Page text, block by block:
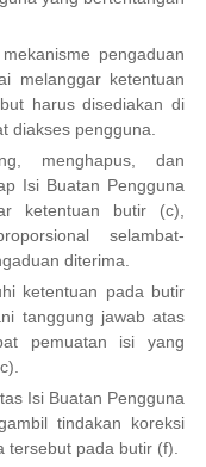
pengaduan
melanggar ketentuan
harus disediakan di
diakses pengguna.
menghapus, dan
Isi Buatan Pengguna
ketentuan butir (c),
selambat-
diterima.
ketentuan pada butir
tanggung jawab atas
pemuatan isi yang
Isi Buatan Pengguna
tindakan koreksi
tersebut pada butir (f).